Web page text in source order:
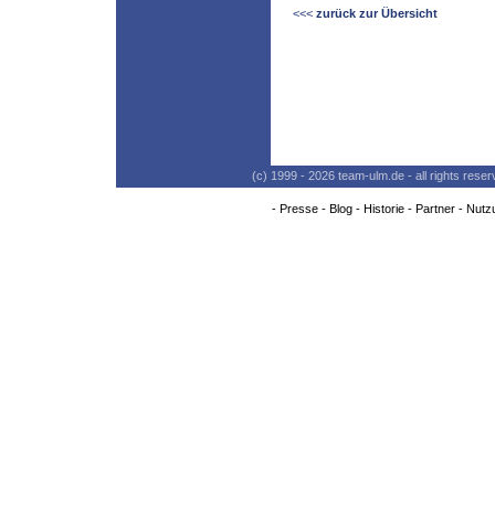
<<< zurück zur Übersicht
(c) 1999 - 2026 team-ulm.de - all rights
- Presse- Blog- Historie- Partner-